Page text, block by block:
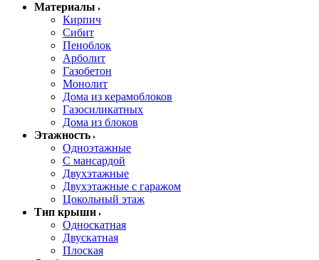
Материалы
Кирпич
Сибит
Пеноблок
Арболит
Газобетон
Монолит
Дома из керамоблоков
Газосиликатных
Дома из блоков
Этажность
Одноэтажные
С мансардой
Двухэтажные
Двухэтажные с гаражом
Цокольный этаж
Тип крыши
Односкатная
Двускатная
Плоская